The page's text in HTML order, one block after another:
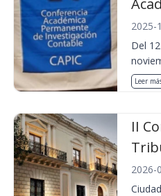
2025-
Del
Leer
II
2026-